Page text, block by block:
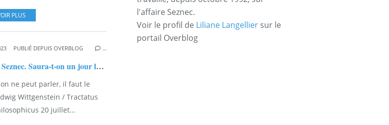
PLUS
MARTIN
PUBLIÉ DEPUIS OVERBLOG …
L'affaire Seznec. Saura-t-on un jour la vérité ? Par l'inénarrable Anne-Sophie Martin...
on ne peut parler, il faut le
Wittgenstein / Tractatus
20 juillet...
l'affaire Seznec.
Voir le profil de Liliane Langellier sur le
portail Overblog